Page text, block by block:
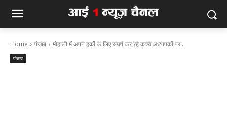
Home पंजाब मोहाली में अपने हकों के लिए संघर्ष कर रहे कच्चे अध्यापकों पर...
पंजाब